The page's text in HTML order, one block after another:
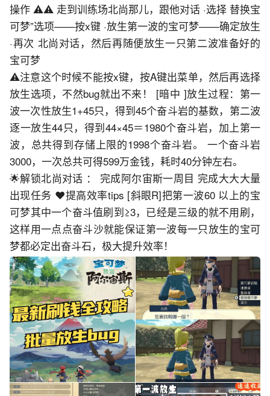
操作 ⚠️⚠️ 走到训练场北尚那儿，跟他对话 ·选择 替换宝
可梦”选项——按x键 ·放生第一波的宝可梦——确定放生
·再次 北尚对话，然后再随便放生一只第二波准备好的
宝可梦
⚠️注意这个时候不能按x键，按A键出菜单，然后再选择
放生选项，不然bug就出不来！ [暗中 ]放生过程：第一
波一次性放生1+45只，得到45个奋斗岩的基数，第二波
逐一放生44只，得到44×45＝1980个奋斗岩，加上第一
波，总共得到存储上限的1998个奋斗岩。 一个奋斗岩
3000，一次总共可得599万金钱，耗时40分钟左右。
🌟解锁北尚对话 ： 完成阿尔宙斯一周目 完成大大大量
出现任务 ❤️提高效率tips [斜眼R]把第一波60 以上的宝
可梦其中一个奋斗值刷到≥3，已经是三级的就不用刷，
这样用一点点奋斗沙就能保证第一波每一只放生的宝可
梦都必定出奋斗石，极大提升效率！